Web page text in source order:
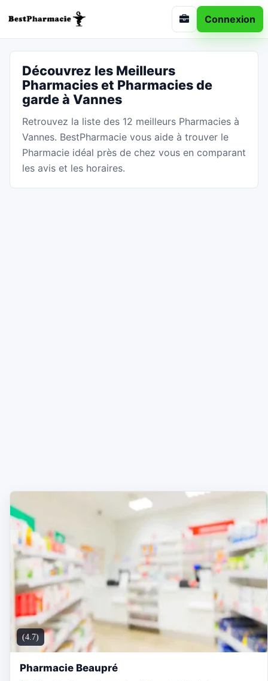
Connexion
Découvrez les Meilleurs
Pharmacies et Pharmacies de
garde à Vannes
Retrouvez la liste des 12 meilleurs Pharmacies à
Vannes. BestPharmacie vous aide à trouver le
Pharmacie idéal près de chez vous en comparant
les avis et les horaires.
(4.7)
Pharmacie Beaupré